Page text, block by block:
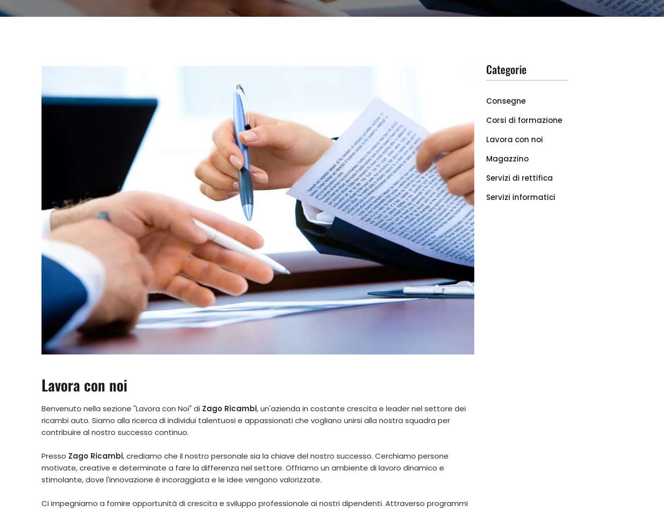
Lavora con noi
Benvenuto nella sezione "Lavora con Noi" di Zago Ricambi, un'azienda in costante crescita e leader nel settore dei
ricambi auto. Siamo alla ricerca di individui talentuosi e appassionati che vogliano unirsi alla nostra squadra per
contribuire al nostro successo continuo.
Presso Zago Ricambi, crediamo che il nostro personale sia la chiave del nostro successo. Cerchiamo persone
motivate, creative e determinate a fare la differenza nel settore. Offriamo un ambiente di lavoro dinamico e
stimolante, dove l'innovazione è incoraggiata e le idee vengono valorizzate.
Ci impegniamo a fornire opportunità di crescita e sviluppo professionale ai nostri dipendenti. Attraverso programmi
Categorie
Consegne
Corsi di formazione
Lavora con noi
Magazzino
Servizi di rettifica
Servizi informatici